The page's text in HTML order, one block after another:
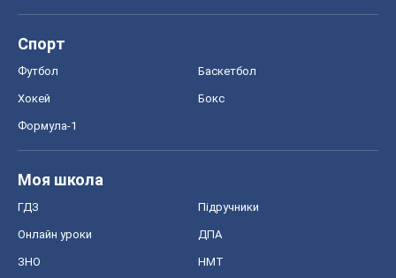
Спорт
Футбол Баскетбол
Хокей Бокс
Формула-1
Моя школа
ГДЗ Підручники
Онлайн уроки ДПА
ЗНО НМТ